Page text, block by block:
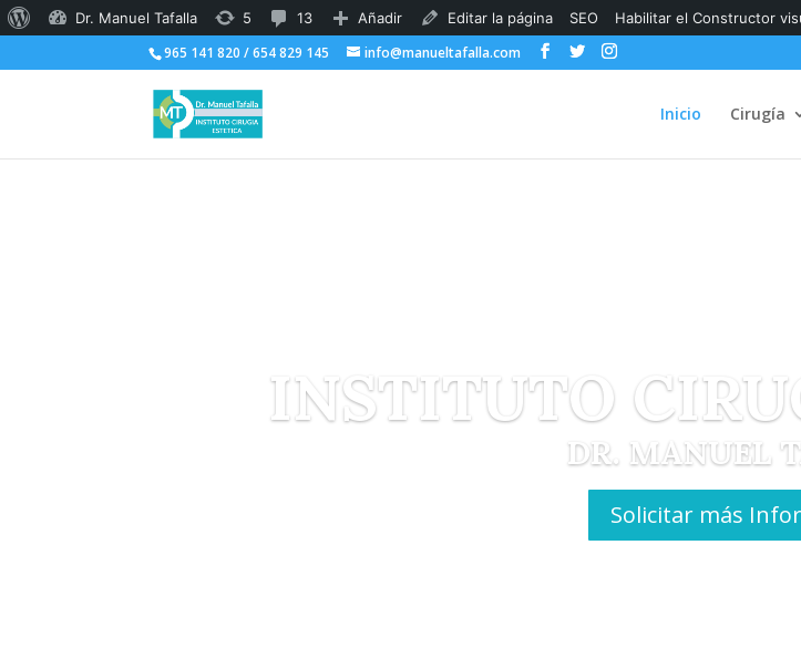
AcercaDr. Manuel Tafalla 5
actualizaciones
disponibles
1313
comentarios
Añadir Editar la página SEO Habilitar el Constructor
965 141 820 / 654 829 145 info@manueltafalla.com
Inicio Cirugía
INSTITUTO
DR. MANUEL
Solicitar más